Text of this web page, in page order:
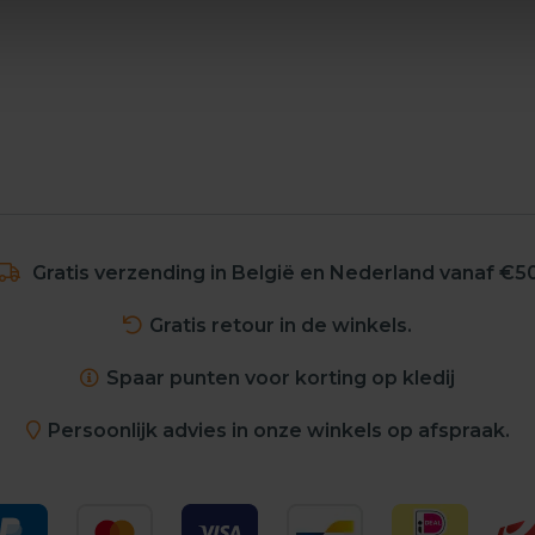
Gratis verzending in België en Nederland vanaf
Gratis retour in de winkels.
Spaar punten voor korting op kledij
Persoonlijk advies in onze winkels op afspraak.